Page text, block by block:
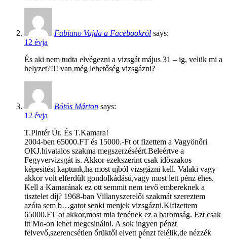
Fabiano Vajda a Facebookról says:
12 évja
És aki nem tudta elvégezni a vizsgát május 31 – ig, velük mi a
helyzet?!!! van még lehetőség vizsgázni?
Bötös Márton says:
12 évja
T.Pintér Úr. És T.Kamara!
2004-ben 65000.FT és 15000.-Ft ot fizettem a Vagyönőri
OKJ.hivatalos szakma megszerzéséért.Beleértve a
Fegyvervizsgát is. Akkor ezekszerint csak időszakos
képesítést kaptunk,ha most ujból vizsgázni kell. Valaki vagy
akkor volt elferdűlt gondolkádású,vagy most lett pénz éhes.
Kell a Kamarának ez ott semmit nem tevő embereknek a
tisztelet díj? 1968-ban Villanyszerelői szakmát szereztem
azóta sem b…gatot senki menjek vizsgázni.Kifizettem
65000.FT ot akkor,most mia fenének ez a baromság. Ezt csak
itt Mo-on lehet megcsinálni. A sok ingyen pénzt
felvevő,szerencsétlen őrüktől elvett pénzt felélik,de nézzék